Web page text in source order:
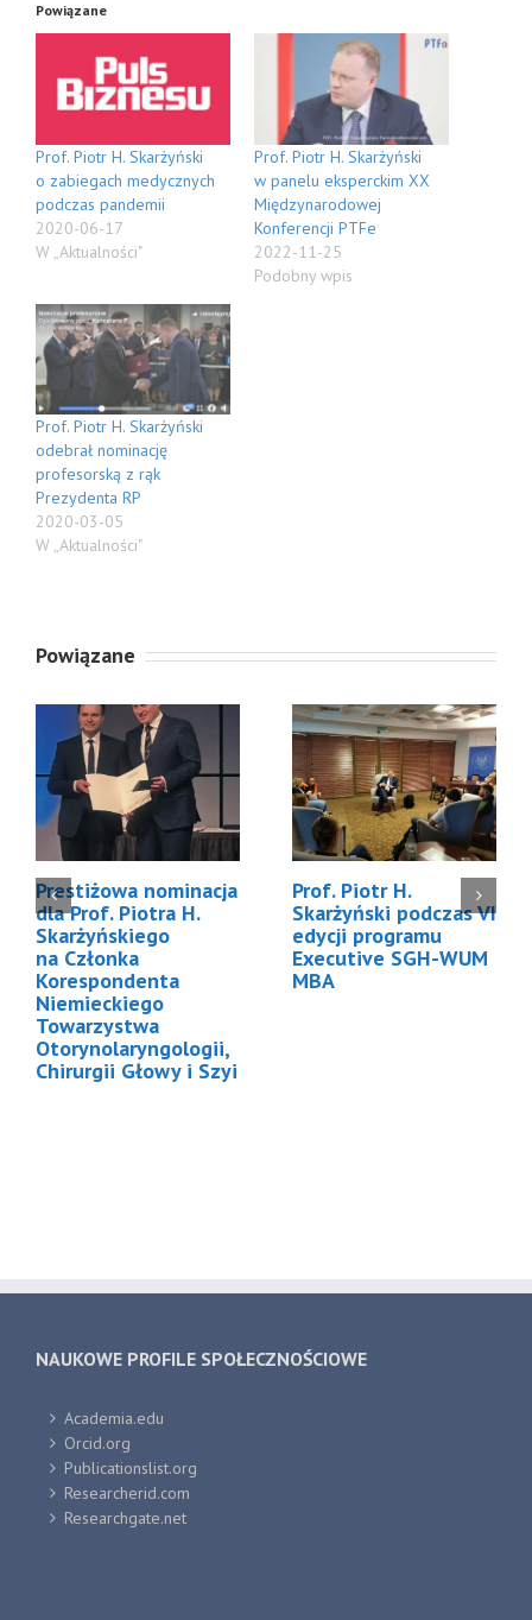
Powiązane
Prof. Piotr H. Skarżyński
o zabiegach medycznych
podczas pandemii
2020-06-17
W „Aktualności"
Prof. Piotr H. Skarżyński
w panelu eksperckim XX
Międzynarodowej
Konferencji PTFe
2022-11-25
Podobny wpis
Prof. Piotr H. Skarżyński
odebrał nominację
profesorską z rąk
Prezydenta RP
2020-03-05
W „Aktualności"
Powiązane
Prestiżowa nominacja
dla Prof. Piotra H.
Skarżyńskiego
na Członka
Korespondenta
Niemieckiego
Towarzystwa
Otorynolaryngologii,
Chirurgii Głowy i Szyi
Prof. Piotr H.
Skarżyński podczas VI
edycji programu
Executive SGH-WUM
MBA
NAUKOWE PROFILE SPOŁECZNOŚCIOWE
Academia.edu
Orcid.org
Publicationslist.org
Researcherid.com
Researchgate.net